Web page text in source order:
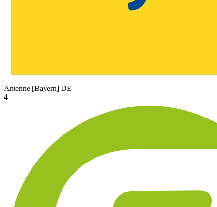
Antenne [Bayern] DE
4